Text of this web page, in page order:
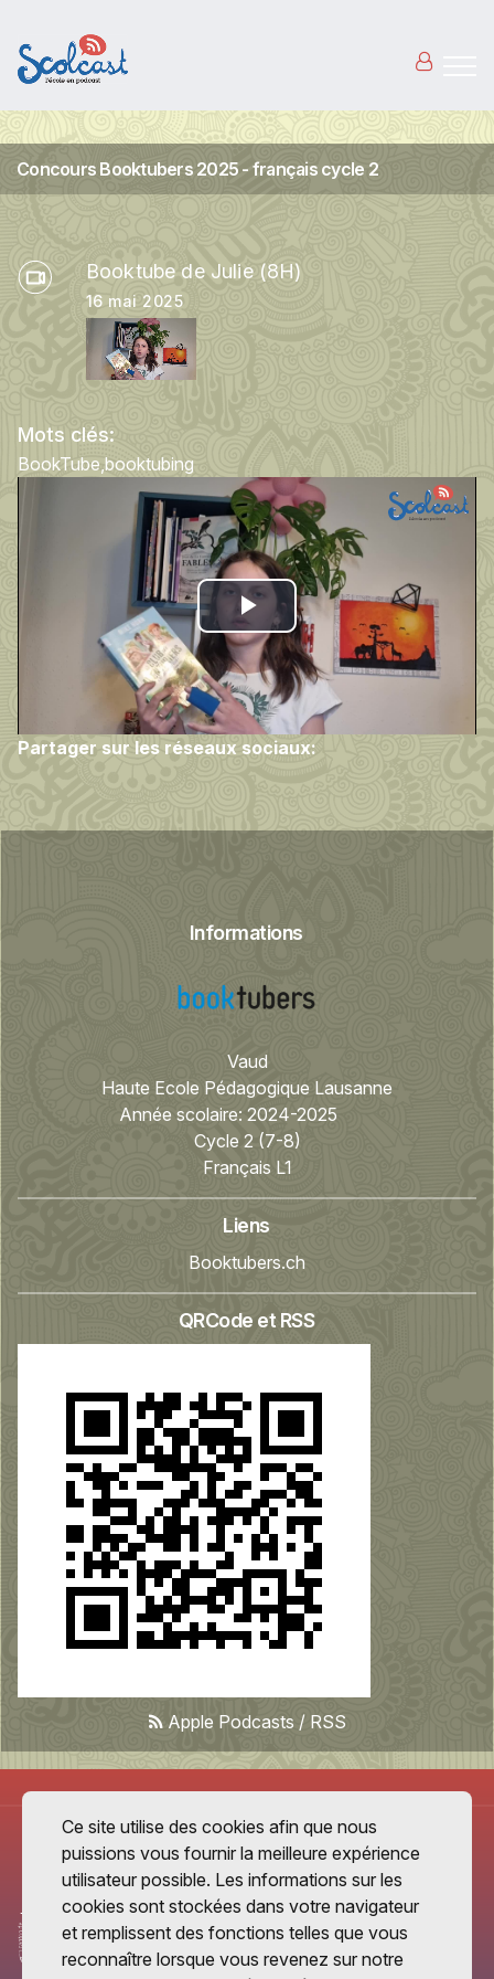
Concours Booktubers 2025 - français cycle 2
Booktube de Julie (8H)
16 mai 2025
Mots clés:
BookTube booktubing
Play
Video
Partager sur les réseaux sociaux:
Informations
Vaud
Haute Ecole Pédagogique Lausanne
Année scolaire: 2024-2025
Cycle 2 (7-8)
Français L1
Liens
Booktubers.ch
QRCode et RSS
Apple Podcasts / RSS
Ce site utilise des cookies afin que nous
puissions vous fournir la meilleure expérience
utilisateur possible. Les informations sur les
cookies sont stockées dans votre navigateur
et remplissent des fonctions telles que vous
reconnaître lorsque vous revenez sur notre